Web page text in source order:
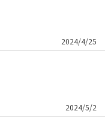
2024/4/25
2024/5/2